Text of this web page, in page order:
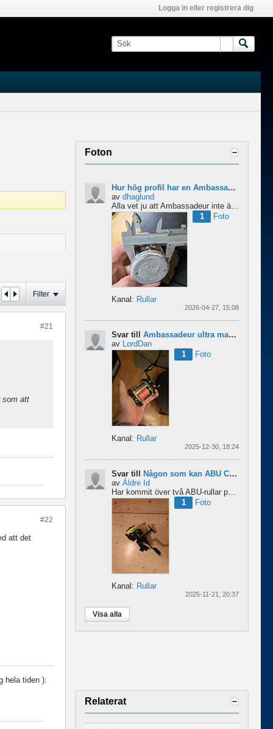
Logga in eller registrera dig
Filter
#21
som att
#22
att det
hela tiden ):
Foton
Hur hög profil har en Ambassadeur?
av dhaglund
Alla vet ju att Ambassadeur inte är en lågprofilrulle, det är tydligt. Men hur hög profil har de egentligen?...
1
Foto
Kanal: Rullar
2026-04-27, 15:08
Svar till Ambassadeur ultra mag xl 3
av
LordDan
1
Foto
Kanal: Rullar
2025-12-30, 18:24
Svar till Någon som kan ABU Cardinal och skillnader mellan äldre rullar?
av Äldre Id
1
Foto
Kanal: Rullar
2025-11-21, 20:37
Visa alla
Relaterat